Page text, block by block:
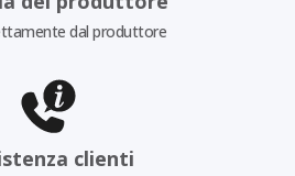
dal produttore
clienti